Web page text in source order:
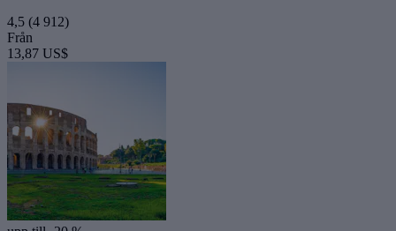
4,5 (4 912)
Från
13,87 US$